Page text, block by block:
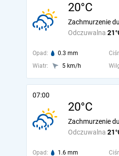
20°C
Odczuwalna
Zachmurzenie
Opad: 0.3 mm
Wiatr:
5 km/h
07:00
20°C
Odczuwalna
Zachmurzenie
Opad: 1.6 mm